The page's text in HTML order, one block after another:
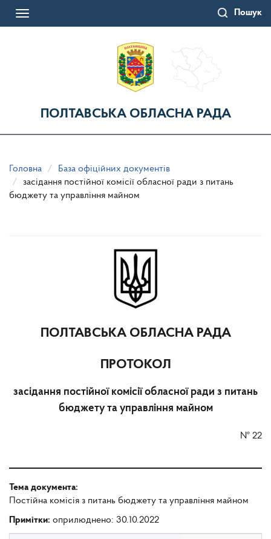
Пошук
Toggle
ПОЛТАВСЬКА ОБЛАСНА РАДА
Головна
База офіційних документів
засідання постійної комісії обласної ради з питань
бюджету та управління майном
ПОЛТАВСЬКА ОБЛАСНА РАДА
ПРОТОКОЛ
засідання постійної комісії обласної ради з питань
бюджету та управління майном
№ 22
Тема документа:
Постійна комісія з питань бюджету та управління майном
Примітки: оприлюднено: 30.10.2022